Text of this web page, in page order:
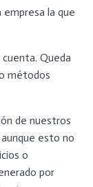
empresa la que
Queda
métodos
de nuestros
esto no
o
por